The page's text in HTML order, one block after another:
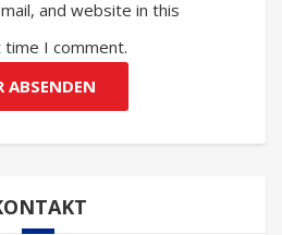
and website in this
I comment.
ABSENDEN